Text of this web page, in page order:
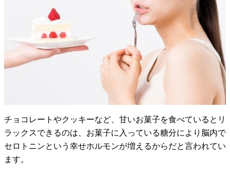
チョコレートやクッキーなど、甘いお菓子を食べているとリ
ラックスできるのは、お菓子に入っている糖分により脳内で
セロトニンという幸せホルモンが増えるからだと言われてい
ます。